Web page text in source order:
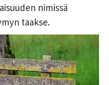
nimissä
taakse.